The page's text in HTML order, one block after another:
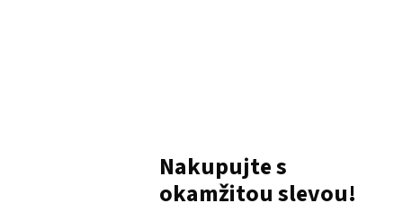
Nakupujte s
okamžitou slevou!